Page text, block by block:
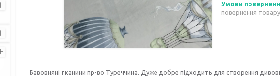
повернення
Бавовняні тканини пр-во Туреччина. Дуже добре підходить для створення